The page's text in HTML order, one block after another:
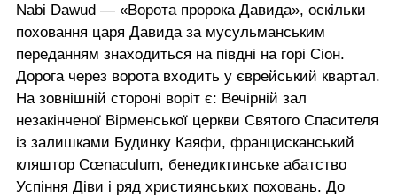
Nabi Dawud — «Ворота пророка Давида», оскільки
поховання царя Давида за мусульманським
переданням знаходиться на півдні на горі Сіон.
Дорога через ворота входить у єврейський квартал.
На зовнішній стороні воріт є: Вечірній зал
незакінченої Вірменської церкви Святого Спасителя
із залишками Будинку Каяфи, францисканський
кляштор Cœnaculum, бенедиктинське абатство
Успіння Діви і ряд християнських поховань. До